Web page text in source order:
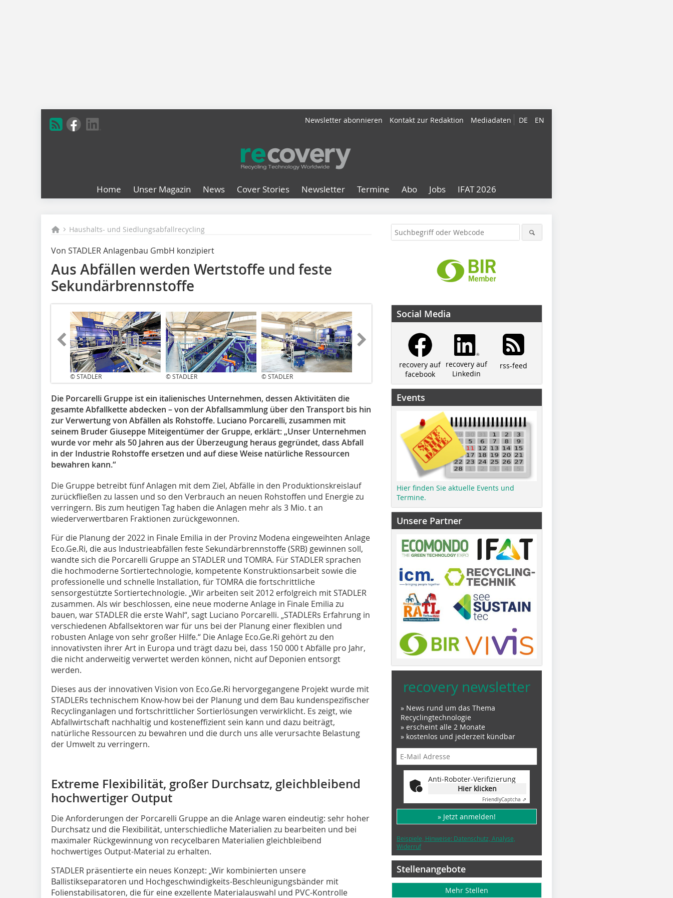
DE EN
Newsletter abonnieren Kontakt zur Redaktion Mediadaten
Home Unser Magazin News Cover Stories Newsletter Termine Abo Jobs IFAT 2026
Haushalts- und Siedlungsabfallrecycling
Von STADLER Anlagenbau GmbH konzipiert
Aus Abfällen werden Wertstoffe und feste
Sekundärbrennstoffe
© STADLER © STADLER © STADLER
Die Porcarelli Gruppe ist ein italienisches Unternehmen, dessen Aktivitäten die
gesamte Abfallkette abdecken – von der Abfallsammlung über den Transport bis hin
zur Verwertung von Abfällen als Rohstoffe. Luciano Porcarelli, zusammen mit
seinem Bruder Giuseppe Miteigentümer der Gruppe, erklärt: „Unser Unternehmen
wurde vor mehr als 50 Jahren aus der Überzeugung heraus gegründet, dass Abfall
in der Industrie Rohstoffe ersetzen und auf diese Weise natürliche Ressourcen
bewahren kann.“
Die Gruppe betreibt fünf Anlagen mit dem Ziel, Abfälle in den Produktionskreislauf
zurückfließen zu lassen und so den Verbrauch an neuen Rohstoffen und Energie zu
verringern. Bis zum heutigen Tag haben die Anlagen mehr als 3 Mio. t an
wiederverwertbaren Fraktionen zurückgewonnen.
Für die Planung der 2022 in Finale Emilia in der Provinz Modena eingeweihten Anlage
Eco.Ge.Ri, die aus Industrieabfällen feste Sekundärbrennstoffe (SRB) gewinnen soll,
wandte sich die Porcarelli Gruppe an STADLER und TOMRA. Für STADLER sprachen
die hochmoderne Sortiertechnologie, kompetente Konstruktionsarbeit sowie die
professionelle und schnelle Installation, für TOMRA die fortschrittliche
sensorgestützte Sortiertechnologie. „Wir arbeiten seit 2012 erfolgreich mit STADLER
zusammen. Als wir beschlossen, eine neue moderne Anlage in Finale Emilia zu
bauen, war STADLER die erste Wahl“, sagt Luciano Porcarelli. „STADLERs Erfahrung in
verschiedenen Abfallsektoren war für uns bei der Planung einer flexiblen und
robusten Anlage von sehr großer Hilfe.“ Die Anlage Eco.Ge.Ri gehört zu den
innovativsten ihrer Art in Europa und trägt dazu bei, dass 150 000 t Abfälle pro Jahr,
die nicht anderweitig verwertet werden können, nicht auf Deponien entsorgt
werden.
Dieses aus der innovativen Vision von Eco.Ge.Ri hervorgegangene Projekt wurde mit
STADLERs technischem Know-how bei der Planung und dem Bau kundenspezifischer
Recyclinganlagen und fortschrittlicher Sortierlösungen verwirklicht. Es zeigt, wie
Abfallwirtschaft nachhaltig und kosteneffizient sein kann und dazu beiträgt,
natürliche Ressourcen zu bewahren und die durch uns alle verursachte Belastung
der Umwelt zu verringern.
Extreme Flexibilität, großer Durchsatz, gleichbleibend
hochwertiger Output
Die Anforderungen der Porcarelli Gruppe an die Anlage waren eindeutig: sehr hoher
Durchsatz und die Flexibilität, unterschiedliche Materialien zu bearbeiten und bei
maximaler Rückgewinnung von recycelbaren Materialien gleichbleibend
hochwertiges Output-Material zu erhalten.
STADLER präsentierte ein neues Konzept: „Wir kombinierten unsere
Ballistikseparatoren und Hochgeschwindigkeits-Beschleunigungsbänder mit
Folienstabilisatoren, die für eine exzellente Materialauswahl und PVC-Kontrolle
Social Media
recovery auf
facebook
recovery auf
Linkedin
rss-feed
Events
Hier finden Sie aktuelle Events und
Termine.
Unsere Partner
recovery newsletter
» News rund um das Thema
Recyclingtechnologie
» erscheint alle 2 Monate
» kostenlos und jederzeit kündbar
Anti-Roboter-Verifizierung
Hier klicken
FriendlyCaptcha ⇗
» Jetzt anmelden!
Beispiele, Hinweise: Datenschutz, Analyse,
Widerruf
Stellenangebote
Mehr Stellen